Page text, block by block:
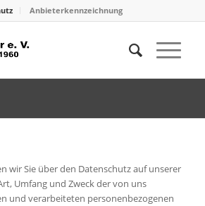
Anbieterkennzeichnung
wir Sie über den Datenschutz auf unserer
Umfang und Zweck der von uns
und verarbeiteten personenbezogenen